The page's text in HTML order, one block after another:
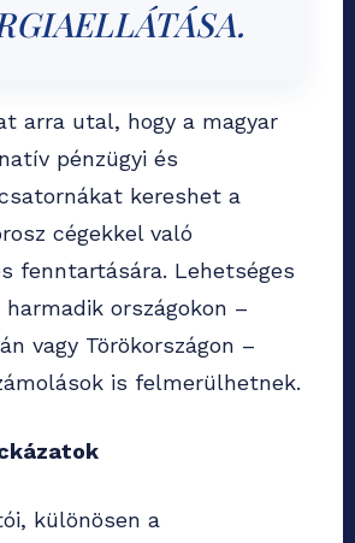
arra utal, hogy a magyar
pénzügyi és
kereshet a
cégekkel való
fenntartására. Lehetséges
országokon –
vagy Törökországon –
is felmerülhetnek.
különösen a